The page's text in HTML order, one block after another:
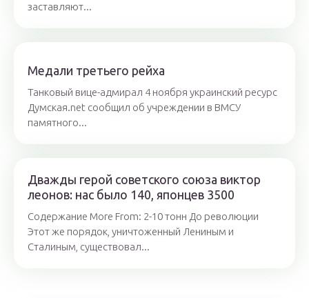
заставляют...
Медали третьего рейха
Танковый вице-адмирал 4 ноября украинский ресурс
Думская.net сообщил об учреждении в ВМСУ
памятного...
Дважды герой советского союза виктор
леонов: нас было 140, японцев 3500
Содержание More From: 2-10 тонн До революции
Этот же порядок, уничтоженный Лениным и
Сталиным, существовал...